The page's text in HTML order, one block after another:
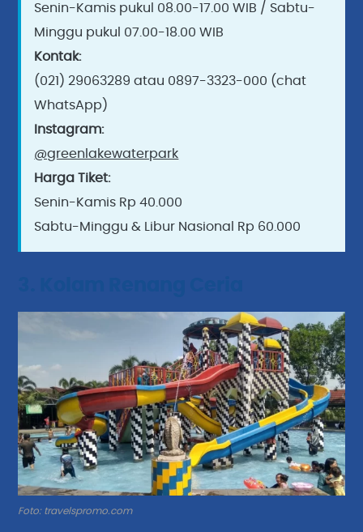
Senin-Kamis pukul 08.00-17.00 WIB / Sabtu-
Minggu pukul 07.00-18.00 WIB
Kontak:
(021) 29063289 atau 0897-3323-000 (chat
WhatsApp)
Instagram:
@greenlakewaterpark
Harga Tiket:
Senin-Kamis Rp 40.000
Sabtu-Minggu & Libur Nasional Rp 60.000
Foto: travelspromo.com